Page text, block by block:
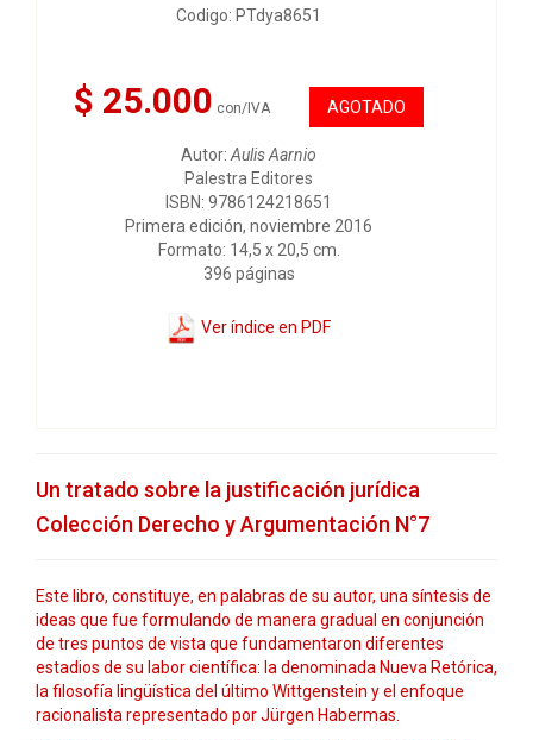
Codigo: PTdya8651
$ 25.000 con/IVA AGOTADO
Autor: Aulis Aarnio
Palestra Editores
ISBN: 9786124218651
Primera edición, noviembre 2016
Formato: 14,5 x 20,5 cm.
396 páginas
Ver índice en PDF
Un tratado sobre la justificación jurídica
Colección Derecho y Argumentación N°7
Este libro, constituye, en palabras de su autor, una síntesis de
ideas que fue formulando de manera gradual en conjunción
de tres puntos de vista que fundamentaron diferentes
estadios de su labor científica: la denominada Nueva Retórica,
la filosofía lingüística del último Wittgenstein y el enfoque
racionalista representado por Jürgen Habermas.